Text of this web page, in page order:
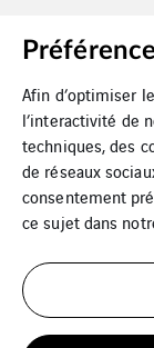
Nos
Nous
Mentions
Afin d’optimiser
l’interactivité de
techniques, des
de réseaux
consentement
ce sujet dans